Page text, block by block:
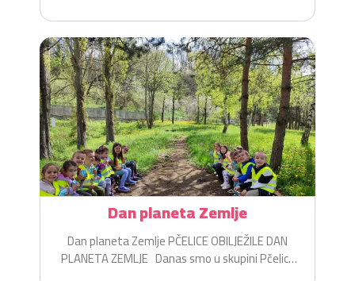
Dan planeta Zemlje
Dan planeta Zemlje PČELICE OBILJEŽILE DAN
PLANETA ZEMLJE Danas smo u skupini Pčelice